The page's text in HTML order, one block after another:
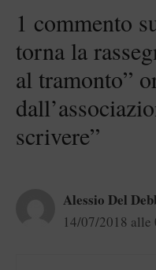
1 commento
torna la
al tramonto”
scrivere”
Alessio Del
14/07/2018 alle